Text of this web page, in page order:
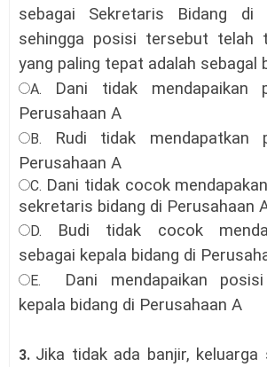
sebagai Sekretaris Bidang di
sehingga posisi tersebut telah
yang paling tepat adalah sebagal
A.
Dani tidak mendapaikan
Perusahaan A
B.
Rudi tidak mendapatkan
Perusahaan A
C. Dani tidak cocok
sekretaris bidang di Perusahaan
D.
Budi tidak cocok
sebagai kepala bidang di
E.
Dani mendapaikan
kepala bidang di Perusahaan A
3. Jika tidak ada banjir, keluarga